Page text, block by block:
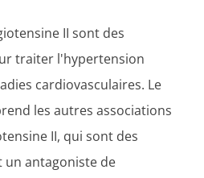
II sont des
traiter l'hypertension
cardiovasculaires. Le
les autres associations
II, qui sont des
antagoniste de